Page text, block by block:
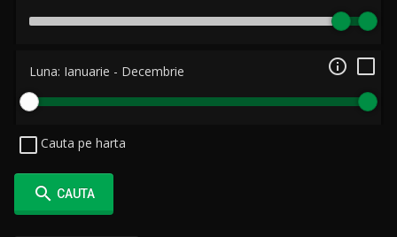
Luna: Ianuarie - Decembrie 
Cauta pe harta
 CAUTA